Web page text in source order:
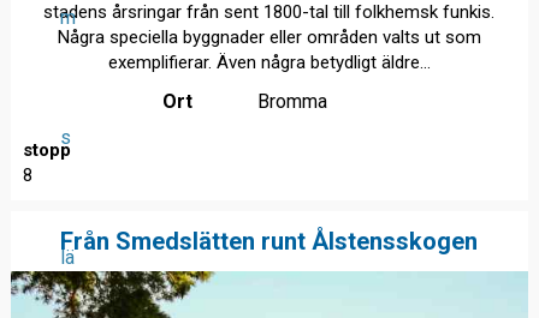
m
s
lä
stadens årsringar från sent 1800-tal till folkhemsk funkis.
Några speciella byggnader eller områden valts ut som
exemplifierar. Även några betydligt äldre...
Ort Bromma
stopp
8
Från Smedslätten runt Ålstensskogen